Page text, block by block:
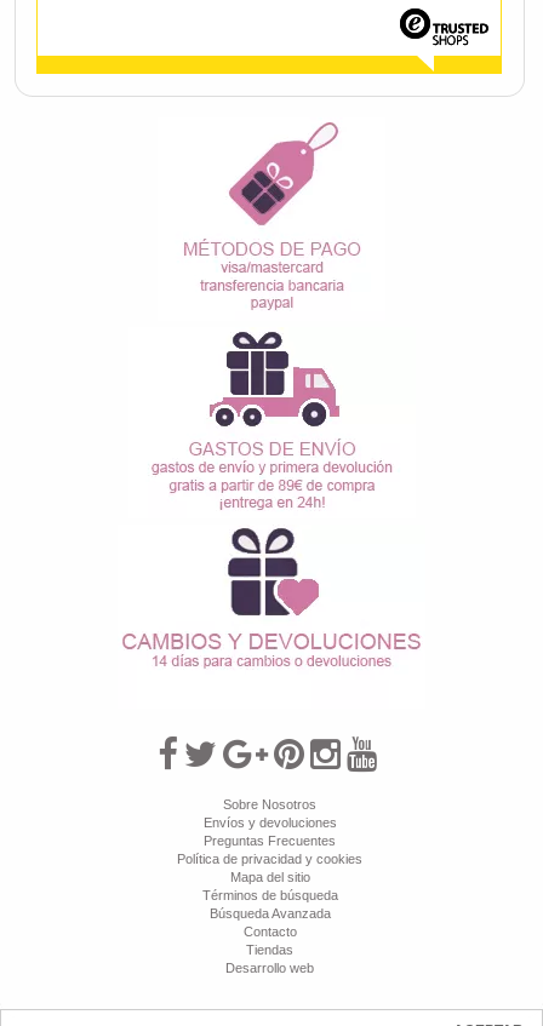
Sobre Nosotros
Envíos y devoluciones
Preguntas Frecuentes
Política de privacidad y cookies
Mapa del sitio
Términos de búsqueda
Búsqueda Avanzada
Contacto
Tiendas
Desarrollo web